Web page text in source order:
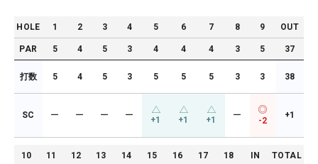
HOLE 1 2 3 4 5 6 7 8 9 OUT
PAR 5 4 5 3 4 4 4 3 5 37
打数 5 4 5 3 5 5 5 3 3 38
SC ー ー ー ー +1 +1 +1 ー
-2
+1
10 11 12 13 14 15 16 17 18 IN TOTAL